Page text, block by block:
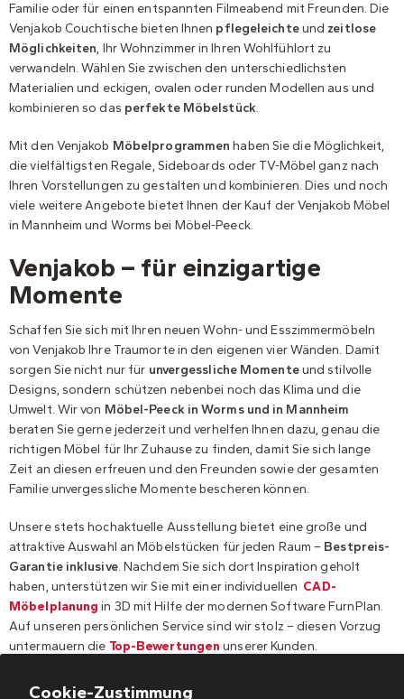
Cookie-Zustimmung
Familie oder für einen entspannten Filmeabend mit Freunden. Die
Venjakob Couchtische bieten Ihnen pflegeleichteund zeitlose
Möglichkeiten, Ihr Wohnzimmer in Ihren Wohlfühlort zu
verwandeln. Wählen Sie zwischen den unterschiedlichsten
Materialien und eckigen, ovalen oder runden Modellen aus und
kombinieren so das perfekte Möbelstück.
Mit den Venjakob Möbelprogrammenhaben Sie die Möglichkeit,
die vielfältigsten Regale, Sideboards oder TV-Möbel ganz nach
Ihren Vorstellungen zu gestalten und kombinieren. Dies und noch
viele weitere Angebote bietet Ihnen der Kauf der Venjakob Möbel
in Mannheim und Worms bei Möbel-Peeck.
Venjakob – für einzigartige
Momente
Schaffen Sie sich mit Ihren neuen Wohn- und Esszimmermöbeln
von Venjakob Ihre Traumorte in den eigenen vier Wänden. Damit
sorgen Sie nicht nur für unvergessliche Momenteund stilvolle
Designs, sondern schützen nebenbei noch das Klima und die
Umwelt. Wir von Möbel-Peeck in Worms und in Mannheim
beraten Sie gerne jederzeit und verhelfen Ihnen dazu, genau die
richtigen Möbel für Ihr Zuhause zu finden, damit Sie sich lange
Zeit an diesen erfreuen und den Freunden sowie der gesamten
Familie unvergessliche Momente bescheren können.
Unsere stets hochaktuelle Ausstellung bietet eine große und
attraktive Auswahl an Möbelstücken für jeden Raum – Bestpreis-
Garantie inklusive. Nachdem Sie sich dort Inspiration geholt
haben, unterstützen wir Sie mit einer individuellen CAD-
Möbelplanung in 3D mit Hilfe der modernen Software FurnPlan.
Auf unseren persönlichen Service sind wir stolz – diesen Vorzug
untermauern die Top-Bewertungen unserer Kunden.